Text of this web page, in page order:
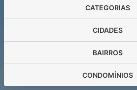
CATEGORIAS
CIDADES
BAIRROS
CONDOMÍNIOS